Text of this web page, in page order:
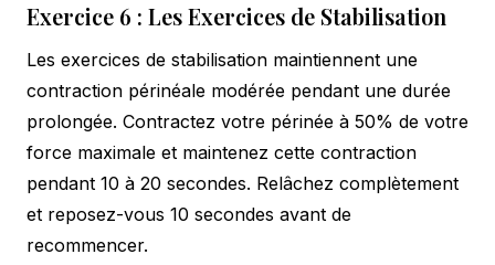
Exercice 6 : Les Exercices de Stabilisation
Les exercices de stabilisation maintiennent une
contraction périnéale modérée pendant une durée
prolongée. Contractez votre périnée à 50% de votre
force maximale et maintenez cette contraction
pendant 10 à 20 secondes. Relâchez complètement
et reposez-vous 10 secondes avant de
recommencer.